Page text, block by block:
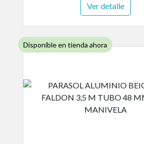
Ver detalle
Disponible en tienda ahora